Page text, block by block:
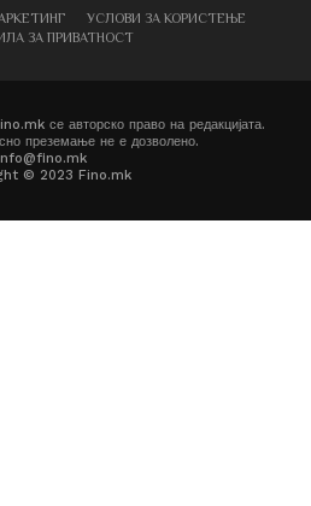
УСЛОВИ ЗА КОРИСТЕЊЕ
ЗА ПРИВАТНОСТ
се авторско право на редакцијата.
преземање не е дозволено.
© 2023 Fino.mk